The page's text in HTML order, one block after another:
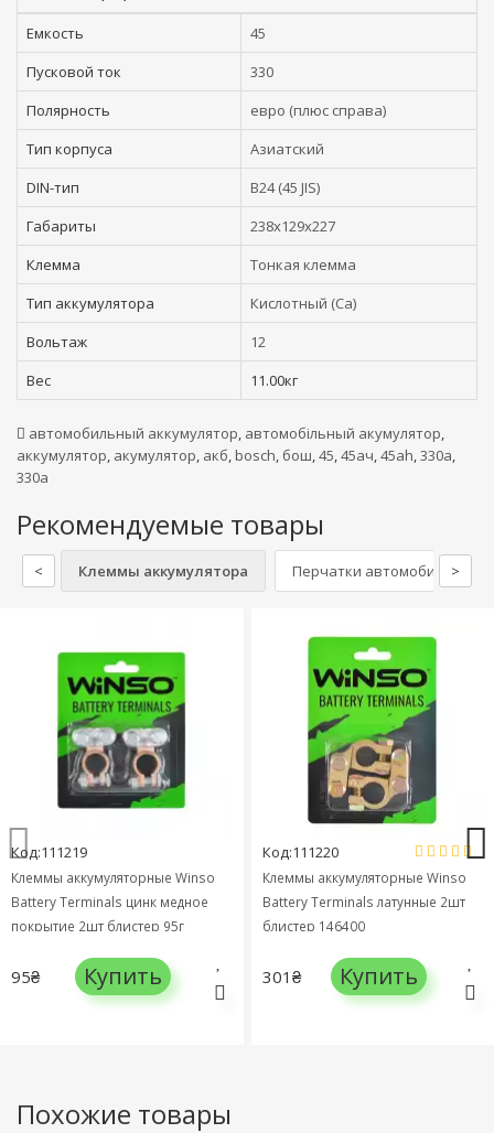
Емкость
45
Пусковой ток
330
Полярность
евро (плюс справа)
Тип корпуса
Азиатский
DIN-тип
B24 (45 JIS)
Габариты
238x129x227
Клемма
Тонкая клемма
Тип аккумулятора
Кислотный (Ca)
Вольтаж
12
Вес
11.00кг
автомобильный аккумулятор, автомобільный акумулятор,
аккумулятор, акумулятор, акб, bosch, бош,45,45ач,45ah,330а,
330a
Рекомендуемые товары
< Клеммы аккумулятора Перчатки автомобильные
>
Код:111219
Клеммы аккумуляторные Winso
Battery Terminals цинк медное
покрытие 2шт блистер 95г
95₴ Купить
Код:111220
Клеммы аккумуляторные Winso
Battery Terminals латунные 2шт
блистер 146400
301₴ Купить
Похожие товары